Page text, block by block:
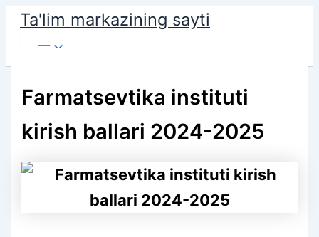
Skip
content
Ta'lim markazining sayti
Main
Farmatsevtika instituti
kirish ballari 2024-2025